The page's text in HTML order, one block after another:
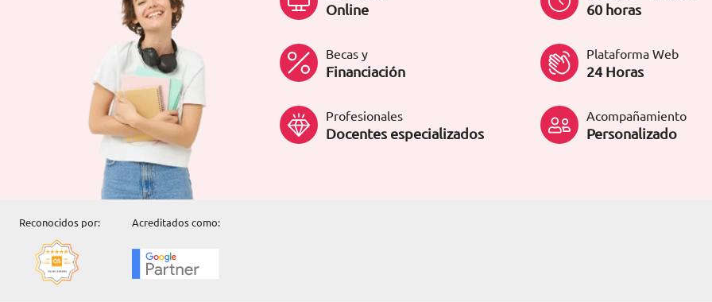
formacion@euroinnova.com
TRABAJA CON NOSOTROS
Online 60 horas
Becas y
Financiación
Plataforma Web
24 Horas
Profesionales
Docentes especializados
Acompañamiento
Personalizado
Reconocidos por: Acreditados como: